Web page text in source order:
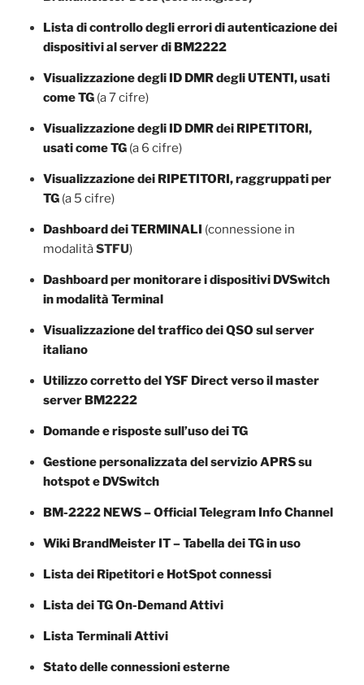
Lista di controllo degli errori di autenticazione dei
dispositivi al server di BM2222
Visualizzazione degli ID DMR degli UTENTI, usati
come TG(a 7 cifre)
Visualizzazione degli ID DMR dei RIPETITORI,
usati come TG(a 6 cifre)
Visualizzazione dei RIPETITORI, raggruppati per
TG(a 5 cifre)
Dashboard dei TERMINALI (connessione in
modalitàSTFU)
Dashboard per monitorare i dispositivi DVSwitch
in modalità Terminal
Visualizzazione del traffico dei QSO sul server
italiano
Utilizzo corretto del YSF Direct verso il master
server BM2222
Domande e risposte sull’uso dei TG
Gestione personalizzata del servizio APRS su
hotspot e DVSwitch
BM-2222 NEWS – Official Telegram Info Channel
Wiki BrandMeister IT – Tabella dei TG in uso
Lista dei Ripetitori e HotSpot connessi
Lista dei TG On-Demand Attivi
Lista Terminali Attivi
Stato delle connessioni esterne